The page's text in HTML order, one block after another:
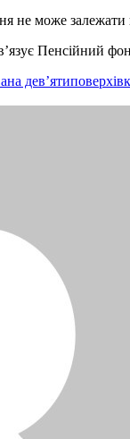
не може залежати
Пенсійний